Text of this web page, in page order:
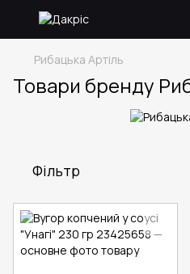
Рибацька Артіль
Товари бренду
Фільтр